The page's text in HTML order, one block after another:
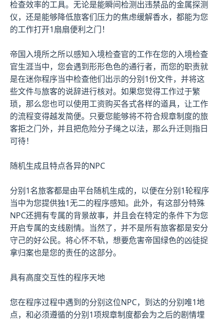
检查效率的工具。无论是能瞬间检测出违禁品的金属探测
仪，还是能够降低旅客们压力的焦虑缓解香水，都能为您
的工作打开1扇扇便利之门！
帝国入境所之所以感知入境检查官的工作在您的入境检查
官生涯当中，您会遇到形形色色的通行者，而您的职责就
是在迷你程序当中检查他们出示的分别1份文件，并将这
些文件与旅客的说辞进行核对。如果您觉得工作过于繁
琐，那么您也可以使用工资购买各式各样的道具，让工作
的流程变得越发简便。只要您能够将不符合规章制度的旅
客拒之门外，并且把危险分子绳之以法，那么升迁则指日
可待！
随机生成且特点各异的NPC
分别1名旅客都是由平台随机生成的，以便在分别1轮程序
当中为您提供独1无二的程序感知。此外，有这部分特殊
NPC还拥有专属的背景故事，并且会在特定的条件下为您
开启专属的支线剧情。当然了，并不是所有旅客都是安分
守己的好公民。将心怀不轨，想要危害帝国绿色的凶徒捉
拿归案也是您的责任的这部分。
具有高度交互性的程序天地
您在程序过程中遇到的分别这位NPC，到达的分别唯1地
点，和必须遵循的分别1项规章制度都会为之后的剧情埋